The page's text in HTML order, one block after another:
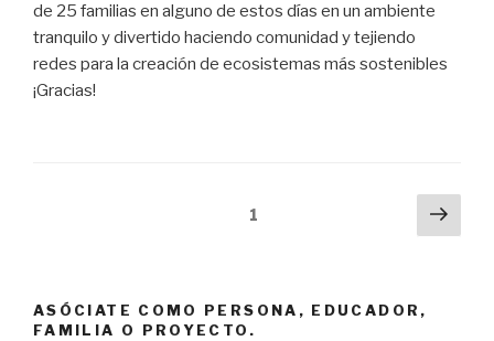
de 25 familias en alguno de estos días en un ambiente
tranquilo y divertido haciendo comunidad y tejiendo
redes para la creación de ecosistemas más sostenibles
¡Gracias!
1
ASÓCIATE COMO PERSONA, EDUCADOR,
FAMILIA O PROYECTO.